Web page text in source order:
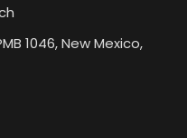
1046, New Mexico,